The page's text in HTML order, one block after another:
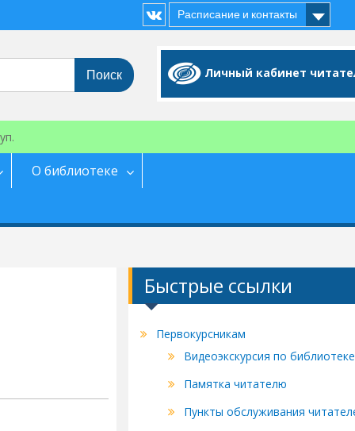
Расписание и контакты
Vk
Личный кабинет
О библиотеке
Быстрые ссылки
Первокурсникам
Видеоэкскурсия по библиотеке
Памятка читателю
Пункты обслуживания